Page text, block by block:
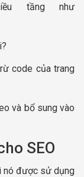
tầng như
code của trang
và bổ sung vào
SEO
nó được sử dụng